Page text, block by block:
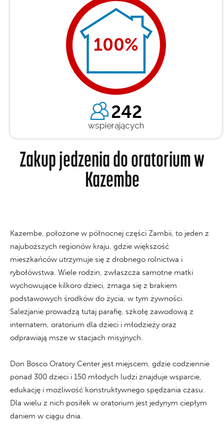
100%
242
wspierających
Zakup jedzenia do oratorium w
Kazembe
Kazembe, położone w północnej części Zambii, to jeden z
najuboższych regionów kraju, gdzie większość
mieszkańców utrzymuje się z drobnego rolnictwa i
rybołówstwa. Wiele rodzin, zwłaszcza samotne matki
wychowujące kilkoro dzieci, zmaga się z brakiem
podstawowych środków do życia, w tym żywności.
Salezjanie prowadzą tutaj parafię, szkołę zawodową z
internatem, oratorium dla dzieci i młodzieży oraz
odprawiają msze w stacjach misyjnych.
Don Bosco Oratory Center jest miejscem, gdzie codziennie
ponad 300 dzieci i 150 młodych ludzi znajduje wsparcie,
edukację i możliwość konstruktywnego spędzania czasu.
Dla wielu z nich posiłek w oratorium jest jedynym ciepłym
daniem w ciągu dnia.